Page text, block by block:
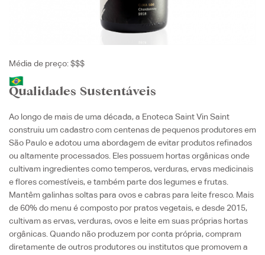
Média de preço: $$$
Qualidades Sustentáveis
Ao longo de mais de uma década, a Enoteca Saint Vin Saint
construiu um cadastro com centenas de pequenos produtores em
São Paulo e adotou uma abordagem de evitar produtos refinados
ou altamente processados. Eles possuem hortas orgânicas onde
cultivam ingredientes como temperos, verduras, ervas medicinais
e flores comestíveis, e também parte dos legumes e frutas.
Mantêm galinhas soltas para ovos e cabras para leite fresco. Mais
de 60% do menu é composto por pratos vegetais, e desde 2015,
cultivam as ervas, verduras, ovos e leite em suas próprias hortas
orgânicas. Quando não produzem por conta própria, compram
diretamente de outros produtores ou institutos que promovem a